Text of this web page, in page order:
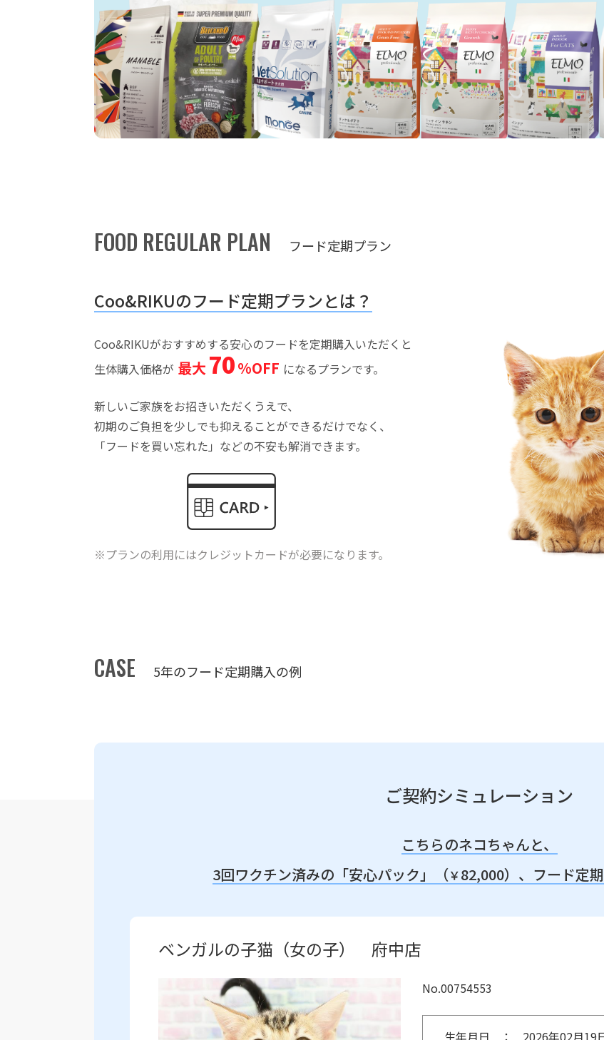
FOOD REGULAR PLAN フード定期プラン
Coo&RIKUのフード定期プランとは？
Coo&RIKUがおすすめする安心のフードを定期購入いただくと
生体購入価格が 最大 70%OFF になるプランです。
新しいご家族をお招きいただくうえで、
初期のご負担を少しでも抑えることができるだけでなく、
「フードを買い忘れた」などの不安も解消できます。
※プランの利用にはクレジットカードが必要になります。
CASE 5年のフード定期購入の例
ご契約シミュレーション
こちらのネコちゃんと、
3回ワクチン済みの「安心パック」（￥82,000）、 フード定
ベンガルの子猫（女の子） 府中店
No.00754553
生年月日 2026年02月19